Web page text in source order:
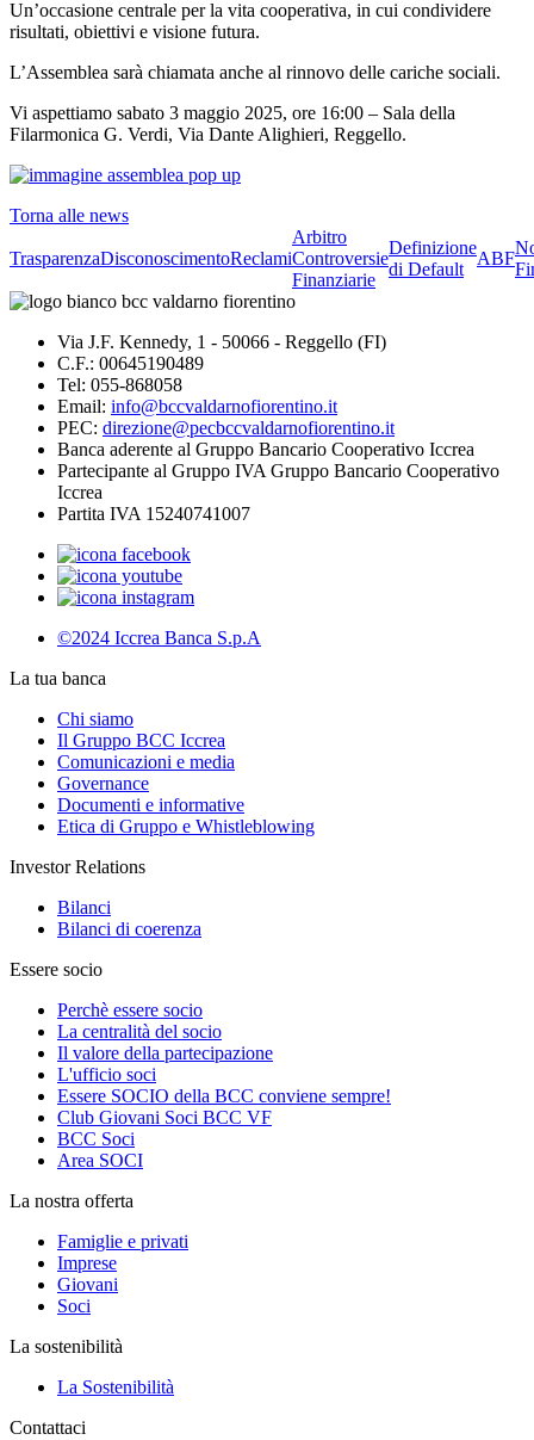
Un’occasione centrale per la vita cooperativa, in cui condividere
risultati, obiettivi e visione futura.
L’Assemblea sarà chiamata anche al rinnovo delle cariche sociali.
Vi aspettiamo sabato 3 maggio 2025, ore 16:00 – Sala della
Filarmonica G. Verdi, Via Dante Alighieri, Reggello.
Torna alle news
TrasparenzaDisconoscimentoReclami
Arbitro
Controversie
Finanziarie
Definizione
di Default
ABF
Via J.F. Kennedy, 1 - 50066 - Reggello (FI)
C.F.: 00645190489
Tel: 055-868058
Email: info@bccvaldarnofiorentino.it
PEC: direzione@pecbccvaldarnofiorentino.it
Banca aderente al Gruppo Bancario Cooperativo Iccrea
Partecipante al Gruppo IVA Gruppo Bancario Cooperativo
Iccrea
Partita IVA 15240741007
©2024 Iccrea Banca S.p.A
La tua banca
Chi siamo
Il Gruppo BCC Iccrea
Comunicazioni e media
Governance
Documenti e informative
Etica di Gruppo e Whistleblowing
Investor Relations
Bilanci
Bilanci di coerenza
Essere socio
Perchè essere socio
La centralità del socio
Il valore della partecipazione
L'ufficio soci
Essere SOCIO della BCC conviene sempre!
Club Giovani Soci BCC VF
BCC Soci
Area SOCI
La nostra offerta
Famiglie e privati
Imprese
Giovani
Soci
La sostenibilità
La Sostenibilità
Contattaci